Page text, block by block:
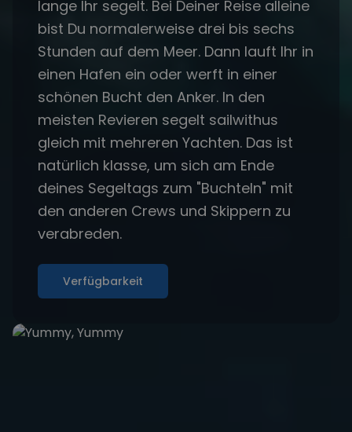
lange Ihr segelt. Bei Deiner Reise alleine
bist Du normalerweise drei bis sechs
Stunden auf dem Meer. Dann lauft Ihr in
einen Hafen ein oder werft in einer
schönen Bucht den Anker. In den
meisten Revieren segelt sailwithus
gleich mit mehreren Yachten. Das ist
natürlich klasse, um sich am Ende
deines Segeltags zum "Buchteln" mit
den anderen Crews und Skippern zu
verabreden.
Verfügbarkeit